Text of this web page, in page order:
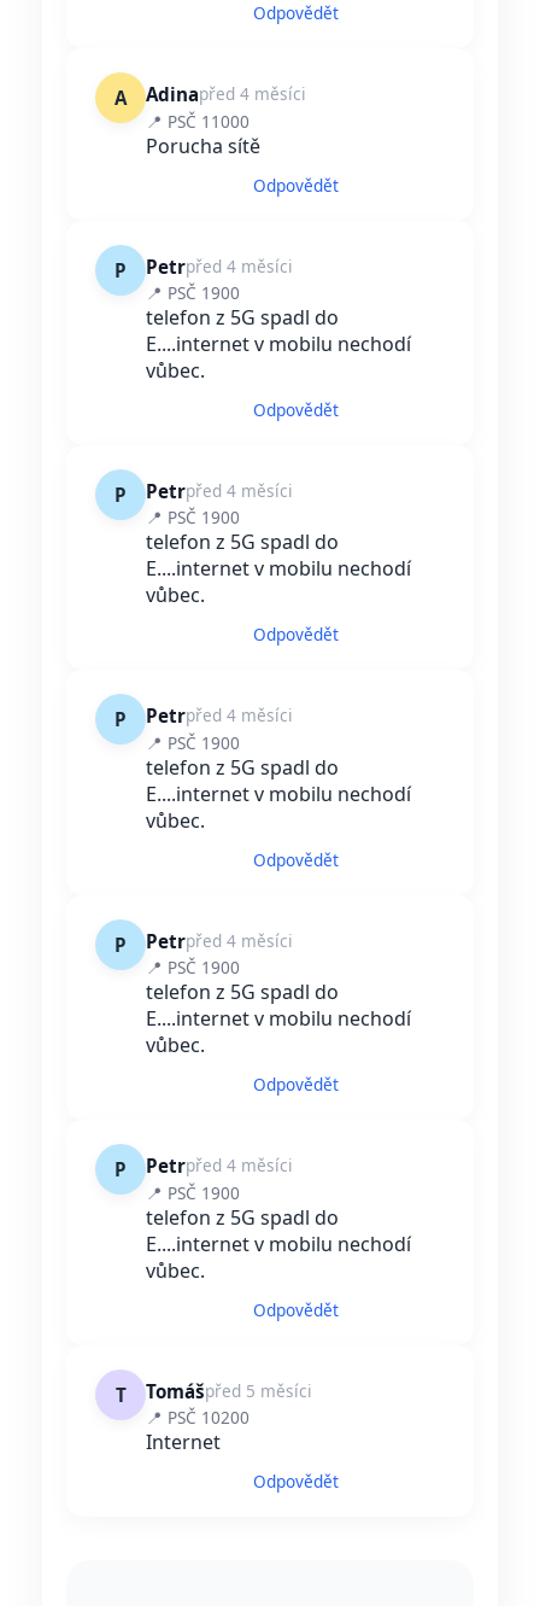
Odpovědět
A Adinapřed 4 měsíci
📍 PSČ 11000
Porucha sítě
Odpovědět
P Petrpřed 4 měsíci
📍 PSČ 1900
telefon z 5G spadl do
E....internet v mobilu nechodí
vůbec.
Odpovědět
P Petrpřed 4 měsíci
📍 PSČ 1900
telefon z 5G spadl do
E....internet v mobilu nechodí
vůbec.
Odpovědět
P Petrpřed 4 měsíci
📍 PSČ 1900
telefon z 5G spadl do
E....internet v mobilu nechodí
vůbec.
Odpovědět
P Petrpřed 4 měsíci
📍 PSČ 1900
telefon z 5G spadl do
E....internet v mobilu nechodí
vůbec.
Odpovědět
P Petrpřed 4 měsíci
📍 PSČ 1900
telefon z 5G spadl do
E....internet v mobilu nechodí
vůbec.
Odpovědět
T Tomášpřed 5 měsíci
📍 PSČ 10200
Internet
Odpovědět